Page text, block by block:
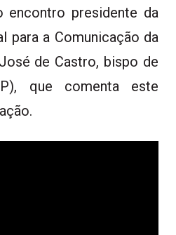
encontro presidente da
para a Comunicação da
de Castro, bispo de
que comenta este